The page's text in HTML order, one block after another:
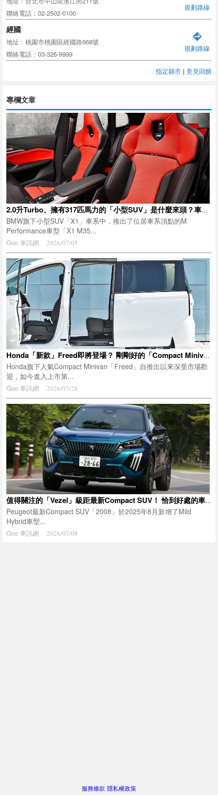
聯絡電話：02-2502-0100
規劃路線
經國
地址：桃園市桃園區經國路668號
聯絡電話：03-326-9999
規劃路線
指定縣市 | 意見回饋
專欄文章
2.0升Turbo、擁有317匹馬力的「小型SUV」是什麼來頭？車長僅4.5公尺、與「Corolla Cross」同級距！擁有運動化內裝的BMW「X1 M35i xDrive」值得關注！
BMW旗下小型SUV「X1」車系中，推出了位居車系頂點的M
Performance車型「X1 M35...
Goo 車訊網 2026/07/05
Honda「新款」Freed即將登場？ 剛剛好的「Compact Minivan」迎來「第3年小改款」，有望新增車型與「5人座版本」！ 備受期待的秋季改款，經銷商透露最新消息
Honda旗下人氣Compact Minivan「Freed」自推出以來深受市場歡
迎，如今進入上市第...
Goo 車訊網 2026/07/28
值得關注的「Vezel」級距最新Compact SUV！ 恰到好處的車身尺碼搭配調校出色的底盤，連「距離狂」都值得推薦！ Peugeot「2008 GT HYBRID」實力究竟如何？
Peugeot最新Compact SUV「2008」於2025年8月新增了Mild
Hybrid車型...
Goo 車訊網 2026/07/08
服務條款 隱私權政策